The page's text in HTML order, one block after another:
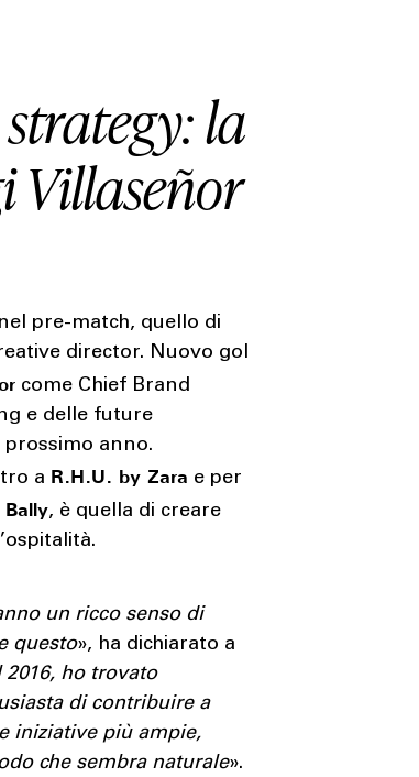
la
Villaseñor
pre-match, quello di
director. Nuovo gol
come Chief Brand
e delle future
anno.
a R.H.U. by Zara e per
Bally, è quella di creare
un ricco senso di
questo», ha dichiarato a
ho trovato
di contribuire a
iniziative più ampie,
che sembra naturale».